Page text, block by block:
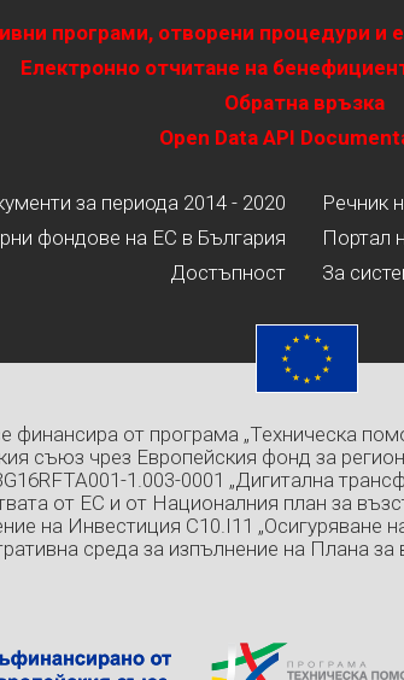
програми, отворени процедури и
Електронно отчитане на
Обратна връзка
Open Data API
за периода 2014 - 2020
фондове на ЕС в България
Достъпност
Речник
Портал
За
финансира от програма „Техническа
съюз чрез Европейския фонд за
1.003-0001 „Дигитална
от ЕС и от Националния план за
на Инвестиция C10.I11 „Осигуряване
среда за изпълнение на Плана за